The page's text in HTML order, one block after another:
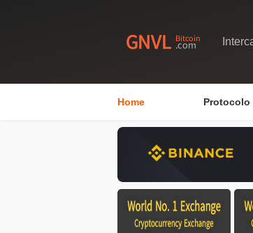
Home Protocolo